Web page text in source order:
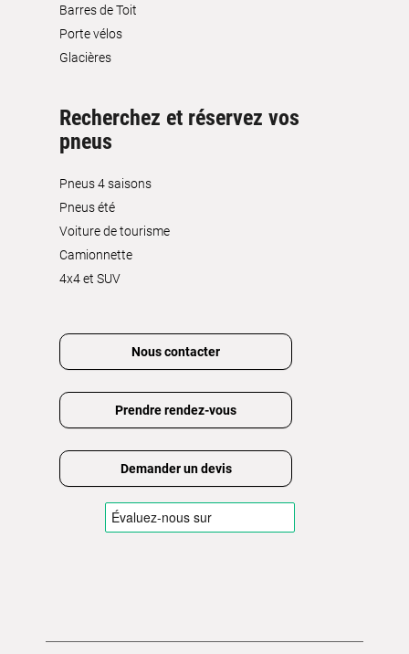
Barres de Toit
Porte vélos
Glacières
Recherchez et réservez vos
pneus
Pneus 4 saisons
Pneus été
Voiture de tourisme
Camionnette
4x4 et SUV
Nous contacter
Prendre rendez-vous
Demander un devis